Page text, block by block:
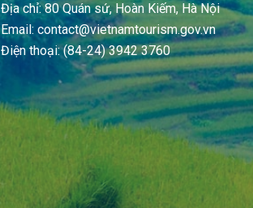
Địa chỉ: 80 Quán sứ, Hoàn Kiếm, Hà Nội
Email: contact@vietnamtourism.gov.vn
Điện thoại: (84-24) 3942 3760